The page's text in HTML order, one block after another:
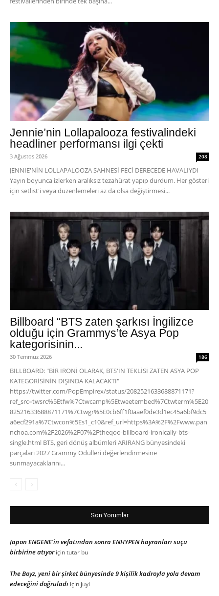
Jennie’nin Lollapalooza festivalindeki
headliner performansı ilgi çekti
3 Ağustos 2026 208
JENNIE'NİN LOLLAPALOOZA SAHNESİ FECİ DERECEDE HAVALIYDI
Yayın boyunca izlerken aralıksız tezahürat yapıp durdum. Her gösteri
için setlist'i veya düzenlemeleri az da olsa değiştirmesi...
Billboard “BTS zaten şarkısı İngilizce
olduğu için Grammys’te Asya Pop
kategorisinin...
30 Temmuz 2026 186
BILLBOARD: "BİR İRONİ OLARAK, BTS'İN TEKLİSİ ZATEN ASYA POP
KATEGORİSİNİN DIŞINDA KALACAKTI"
https://twitter.com/PopEmpirex/status/2082521633688871171?
ref_src=twsrc%5Etfw%7Ctwcamp%5Etweetembed%7Ctwterm%5E20
82521633688871171%7Ctwgr%5E0cb6ff1f0aaef0de3d1ec45a6bf9dc5
a6ecf291a%7Ctwcon%5Es1_c10&ref_url=https%3A%2F%2Fwww.pan
nchoa.com%2F2026%2F07%2Ftheqoo-billboard-ironically-bts-
single.html BTS, geri dönüş albümleri ARIRANG bünyesindeki
parçaları 2027 Grammy Ödülleri değerlendirmesine
sunmayacaklarını...
Son Yorumlar
Japon ENGENE’in vefatından sonra ENHYPEN hayranları suçu
birbirine atıyoriçintutar bu
The Boyz, yeni bir şirket bünyesinde 9 kişilik kadroyla yola devam
edeceğini doğruladı için juyi